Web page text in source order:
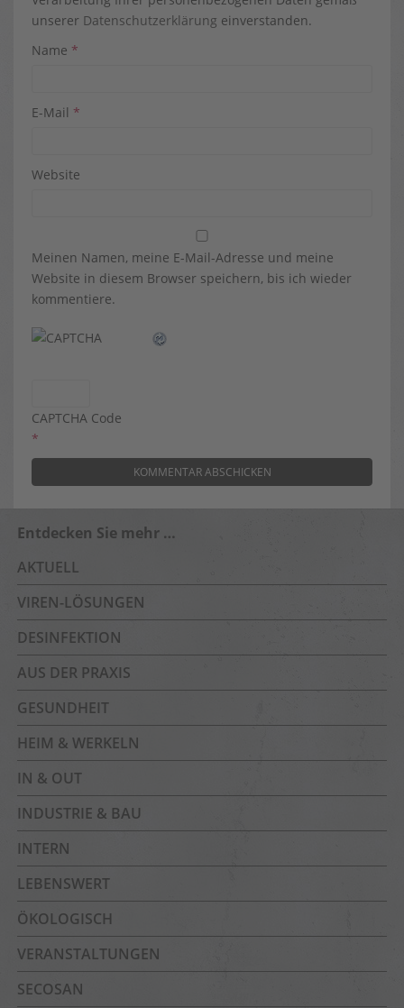
unserer Datenschutzerklärung einverstanden.
Name *
E-Mail *
Website
Meinen Namen, meine E-Mail-Adresse und meine
Website in diesem Browser speichern, bis ich wieder
kommentiere.
CAPTCHA Code
*
Entdecken Sie mehr …
AKTUELL
VIREN-LÖSUNGEN
DESINFEKTION
AUS DER PRAXIS
GESUNDHEIT
HEIM & WERKELN
IN & OUT
INDUSTRIE & BAU
INTERN
LEBENSWERT
ÖKOLOGISCH
VERANSTALTUNGEN
SECOSAN